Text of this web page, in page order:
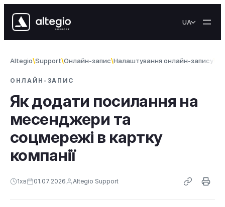
UA
Altegio Support Онлайн-запис Налаштування онлайн-запису
ОНЛАЙН-ЗАПИС
Як додати посилання на
месенджери та
соцмережі в картку
компанії
1хв 01.07.2026 Altegio Support